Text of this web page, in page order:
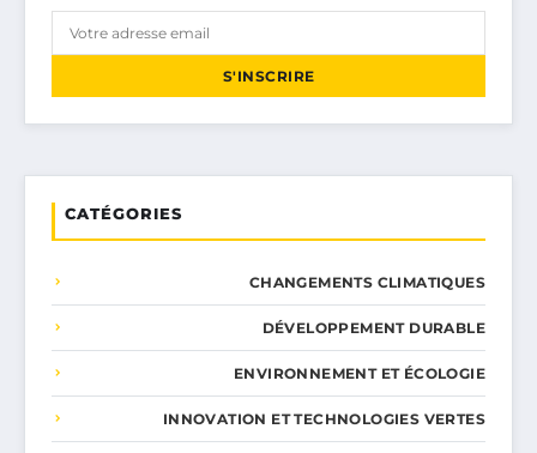
S'INSCRIRE
CATÉGORIES
CHANGEMENTS CLIMATIQUES
DÉVELOPPEMENT DURABLE
ENVIRONNEMENT ET ÉCOLOGIE
INNOVATION ET TECHNOLOGIES VERTES